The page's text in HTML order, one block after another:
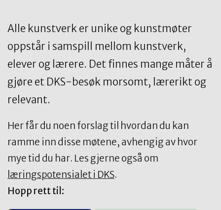
Alle kunstverk er unike og kunstmøter
oppstår i samspill mellom kunstverk,
elever og lærere. Det finnes mange måter å
gjøre et DKS-besøk morsomt, lærerikt og
relevant.
Her får du noen forslag til hvordan du kan
ramme inn disse møtene, avhengig av hvor
mye tid du har. Les gjerne også om
læringspotensialet i DKS.
Hopp rett til: